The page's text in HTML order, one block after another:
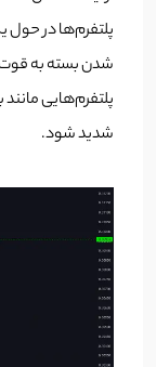
پلتفرم‌ها در
شدن بسته به
پلتفرم‌هایی
شدید شود.